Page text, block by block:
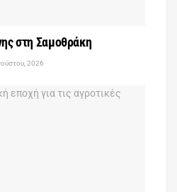
στη Σαμοθράκη
2026